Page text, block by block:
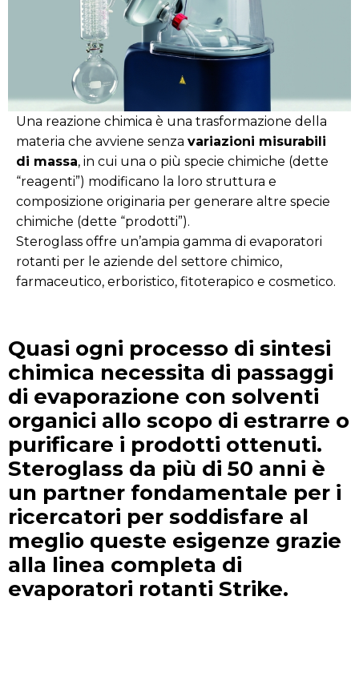
Una reazione chimica è una trasformazione della
materia che avviene senza variazioni misurabili
di massa, in cui una o più specie chimiche (dette
“reagenti”) modificano la loro struttura e
composizione originaria per generare altre specie
chimiche (dette “prodotti”).
Steroglass offre un’ampia gamma di evaporatori
rotanti per le aziende del settore chimico,
farmaceutico, erboristico, fitoterapico e cosmetico.
Quasi ogni processo di sintesi
chimica necessita di passaggi
di evaporazione con solventi
organici allo scopo di estrarre o
purificare i prodotti ottenuti.
Steroglass da più di 50 anni è
un partner fondamentale per i
ricercatori per soddisfare al
meglio queste esigenze grazie
alla linea completa di
evaporatori rotanti Strike.